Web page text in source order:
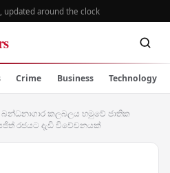
updated around the clock
Crime Business Technology
කලබලය හමුවේ ජාතික
රජයට දැඩි විවේචනයක්